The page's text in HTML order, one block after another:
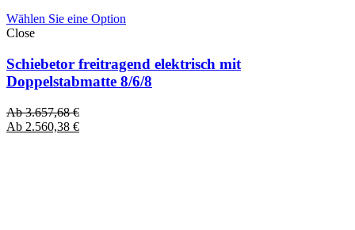
Wählen Sie eine Option
Close
Schiebetor freitragend elektrisch mit
Doppelstabmatte 8/6/8
Ab3.657,68€
Ab 2.560,38 €